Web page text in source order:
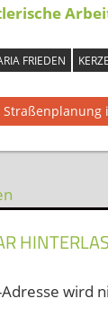
FRIEDEN
Straßenplanung
Adresse wird